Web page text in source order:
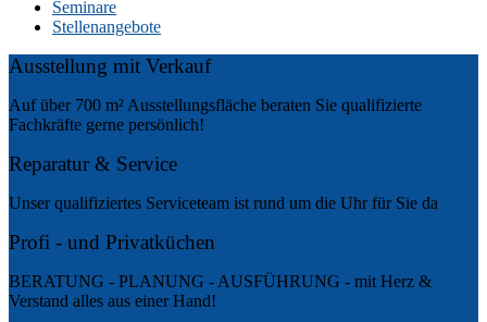
Seminare
Stellenangebote
Ausstellung mit Verkauf
Auf über 700 m² Ausstellungsfläche beraten Sie qualifizierte
Fachkräfte gerne persönlich!
Reparatur & Service
Unser qualifiziertes Serviceteam ist rund um die Uhr für Sie da
Profi - und Privatküchen
BERATUNG - PLANUNG - AUSFÜHRUNG - mit Herz &
Verstand alles aus einer Hand!